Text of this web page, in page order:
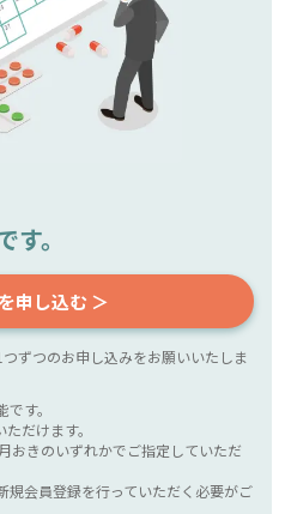
。
申し込む ＞
ずつのお申し込みをお願いいたしま
す。
だけます。
おきのいずれかでご指定していただ
規会員登録を行っていただく必要がご